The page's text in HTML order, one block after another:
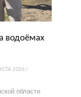
водоёмах
2026
области